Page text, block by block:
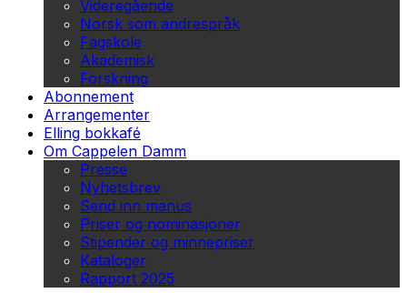
Videregående
Norsk som andrespråk
Fagskole
Akademisk
Forskning
Abonnement
Arrangementer
Elling bokkafé
Om Cappelen Damm
Presse
Nyhetsbrev
Send inn manus
Priser og nominasjoner
Stipender og minnepriser
Kataloger
Rapport 2025